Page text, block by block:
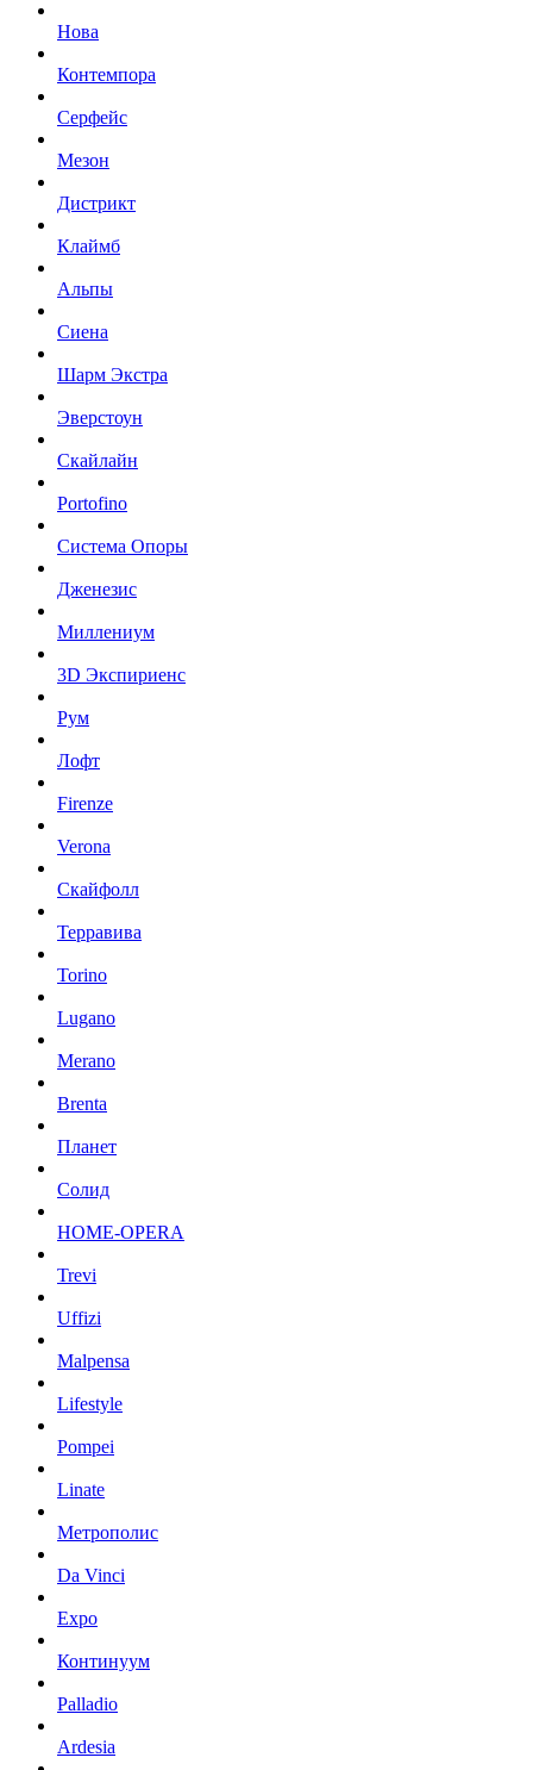
Нова
Контемпора
Серфейс
Мезон
Дистрикт
Клаймб
Альпы
Сиена
Шарм Экстра
Эверстоун
Скайлайн
Portofino
Система Опоры
Дженезис
Миллениум
3D Экспириенс
Рум
Лофт
Firenze
Verona
Скайфолл
Терравива
Torino
Lugano
Merano
Brenta
Планет
Солид
HOME-OPERA
Trevi
Uffizi
Malpensa
Lifestyle
Pompei
Linate
Метрополис
Da Vinci
Expo
Континуум
Palladio
Ardesia